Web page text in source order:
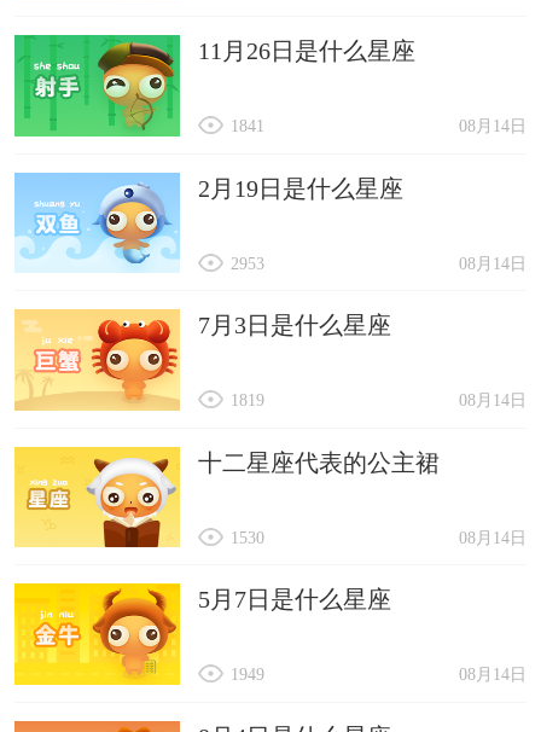
11月26日是什么星座
08月14日
1841
2月19日是什么星座
08月14日
2953
7月3日是什么星座
08月14日
1819
十二星座代表的公主裙
08月14日
1530
5月7日是什么星座
08月14日
1949